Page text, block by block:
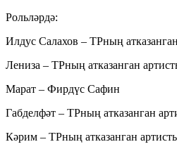
Рольләрдә:
Илдус Салахов – ТРның
Лениза – ТРның атказанган
Марат – Фирдүс Сафин
Габделфәт – ТРның атказанган
Кәрим – ТРның атказанган